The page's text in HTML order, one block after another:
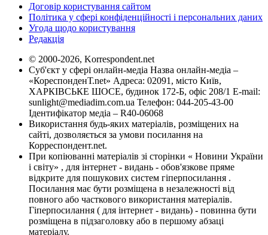
Договір користування сайтом
Політика у сфері конфіденційності і персональних даних
Угода щодо користування
Редакція
© 2000-2026, Korrespondent.net
Суб'єкт у сфері онлайн-медіа Назва онлайн-медіа –
«КореспонденТ.net» Адреса: 02091, місто Київ,
ХАРКІВСЬКЕ ШОСЕ, будинок 172-Б, офіс 208/1 E-mail:
sunlight@mediadim.com.ua Телефон: 044-205-43-00
Ідентифікатор медіа – R40-06068
Використання будь-яких матеріалів, розміщених на
сайті, дозволяється за умови посилання на
Корреспондент.net.
При копіюванні матеріалів зі сторінки « Новини України
і світу» , для інтернет - видань - обов'язкове пряме
відкрите для пошукових систем гіперпосилання .
Посилання має бути розміщена в незалежності від
повного або часткового використання матеріалів.
Гіперпосилання ( для інтернет - видань) - повинна бути
розміщена в підзаголовку або в першому абзаці
матеріалу.